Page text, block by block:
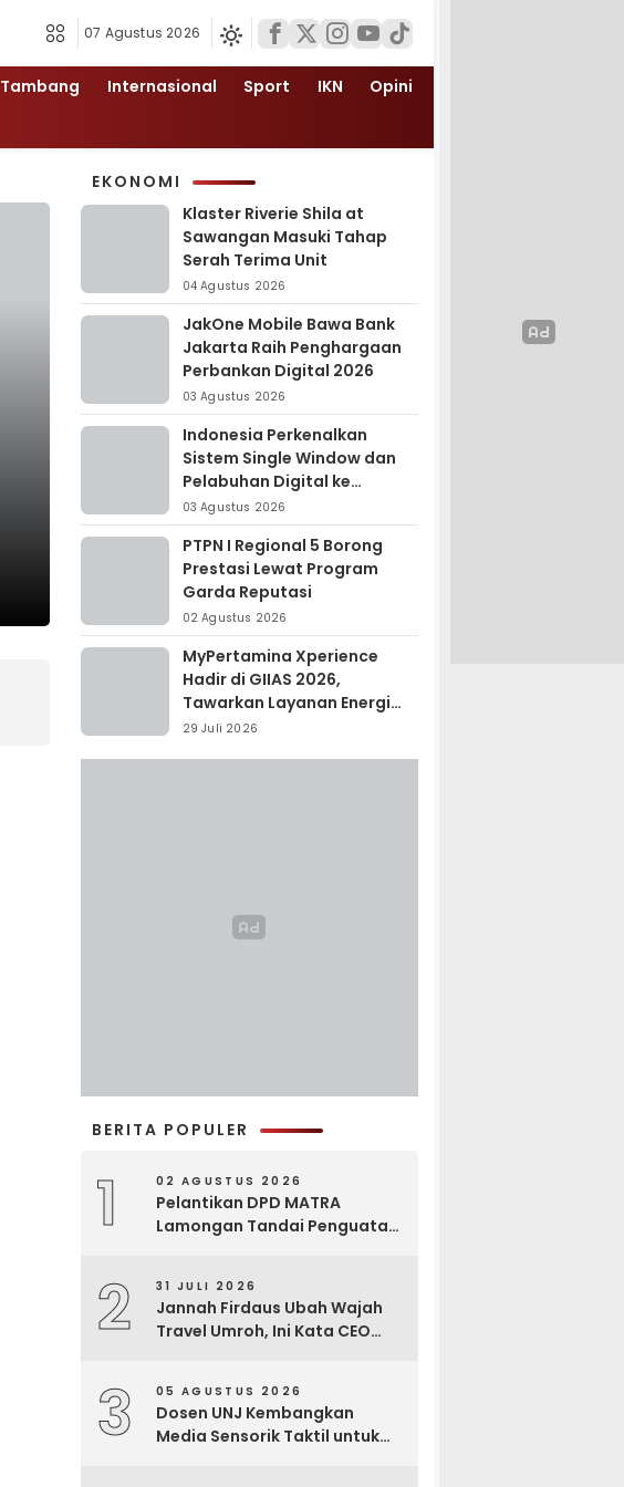
07 Agustus 2026
Tambang Internasional Sport IKN
Opini
EKONOMI
Klaster Riverie Shila at
Sawangan Masuki Tahap
Serah Terima Unit
04 Agustus 2026
JakOne Mobile Bawa Bank
Jakarta Raih Penghargaan
Perbankan Digital 2026
03 Agustus 2026
Indonesia Perkenalkan
Sistem Single Window dan
Pelabuhan Digital ke
Madagaskar
03 Agustus 2026
PTPN I Regional 5 Borong
Prestasi Lewat Program
Garda Reputasi
02 Agustus 2026
MyPertamina Xperience
Hadir di GIIAS 2026,
Tawarkan Layanan Energi
Terintegrasi
29 Juli 2026
BERITA POPULER
1 02 AGUSTUS 2026
Pelantikan DPD MATRA
Lamongan Tandai Penguatan
2 31 JULI 2026
Jannah Firdaus Ubah Wajah
Travel Umroh, Ini Kata CEO
3 05 AGUSTUS 2026
Dosen UNJ Kembangkan
Media Sensorik Taktil untuk